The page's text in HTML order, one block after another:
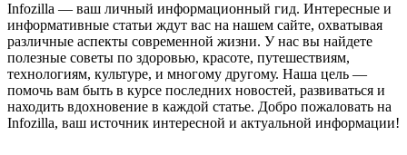
Infozilla — ваш личный информационный гид. Интересные и
информативные статьи ждут вас на нашем сайте, охватывая
различные аспекты современной жизни. У нас вы найдете
полезные советы по здоровью, красоте, путешествиям,
технологиям, культуре, и многому другому. Наша цель —
помочь вам быть в курсе последних новостей, развиваться и
находить вдохновение в каждой статье. Добро пожаловать на
Infozilla, ваш источник интересной и актуальной информации!